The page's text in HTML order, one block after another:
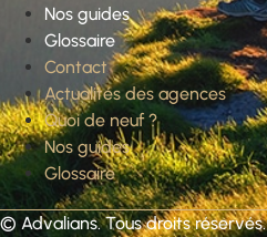
Nos guides
Glossaire
Contact
Actualités des agences
Quoi de neuf ?
Nos guides
Glossaire
© Advalians. Tous droits réservés.